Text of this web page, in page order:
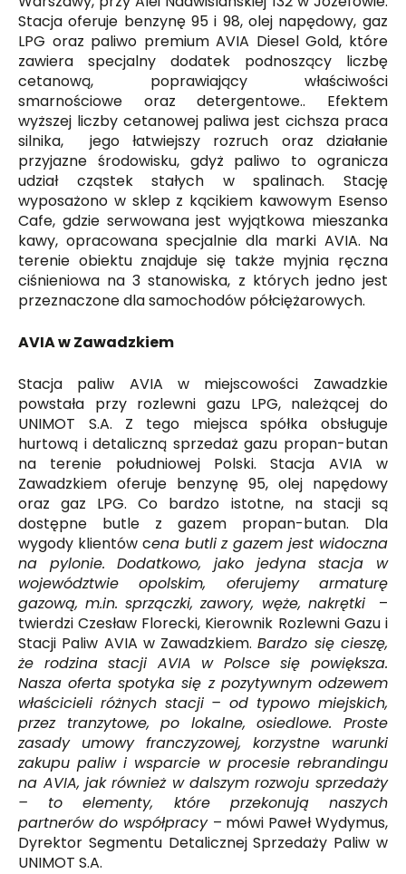
Stacja oferuje benzynę 95 i 98, olej napędowy, gaz
LPG oraz paliwo premium AVIA Diesel Gold, które
zawiera specjalny dodatek podnoszący liczbę
cetanową, poprawiający właściwości
smarnościowe oraz detergentowe.. Efektem
wyższej liczby cetanowej paliwa jest cichsza praca
silnika, jego łatwiejszy rozruch oraz działanie
przyjazne środowisku, gdyż paliwo to ogranicza
udział cząstek stałych w spalinach. Stację
wyposażono w sklep z kącikiem kawowym Esenso
Cafe, gdzie serwowana jest wyjątkowa mieszanka
kawy, opracowana specjalnie dla marki AVIA. Na
terenie obiektu znajduje się także myjnia ręczna
ciśnieniowa na 3 stanowiska, z których jedno jest
przeznaczone dla samochodów półciężarowych.
AVIA w Zawadzkiem
Stacja paliw AVIA w miejscowości Zawadzkie
powstała przy rozlewni gazu LPG, należącej do
UNIMOT S.A. Z tego miejsca spółka obsługuje
hurtową i detaliczną sprzedaż gazu propan-butan
na terenie południowej Polski. Stacja AVIA w
Zawadzkiem oferuje benzynę 95, olej napędowy
oraz gaz LPG. Co bardzo istotne, na stacji są
dostępne butle z gazem propan-butan. Dla
wygody klientów cena butli z gazem jest widoczna
na pylonie. Dodatkowo, jako jedyna stacja w
województwie opolskim, oferujemy armaturę
gazową, m.in. sprzączki, zawory, węże, nakrętki
–
twierdzi Czesław Florecki, Kierownik Rozlewni Gazu i
Stacji Paliw AVIA w Zawadzkiem.Bardzo się cieszę,
że rodzina stacji AVIA w Polsce się powiększa.
Nasza oferta spotyka się z pozytywnym odzewem
właścicieli różnych stacji – od typowo miejskich,
przez tranzytowe, po lokalne, osiedlowe. Proste
zasady umowy franczyzowej, korzystne warunki
zakupu paliw i wsparcie w procesie rebrandingu
na AVIA, jak również w dalszym rozwoju sprzedaży
– to elementy, które przekonują naszych
partnerów do współpracy – mówi Paweł Wydymus,
Dyrektor Segmentu Detalicznej Sprzedaży Paliw w
UNIMOT S.A.